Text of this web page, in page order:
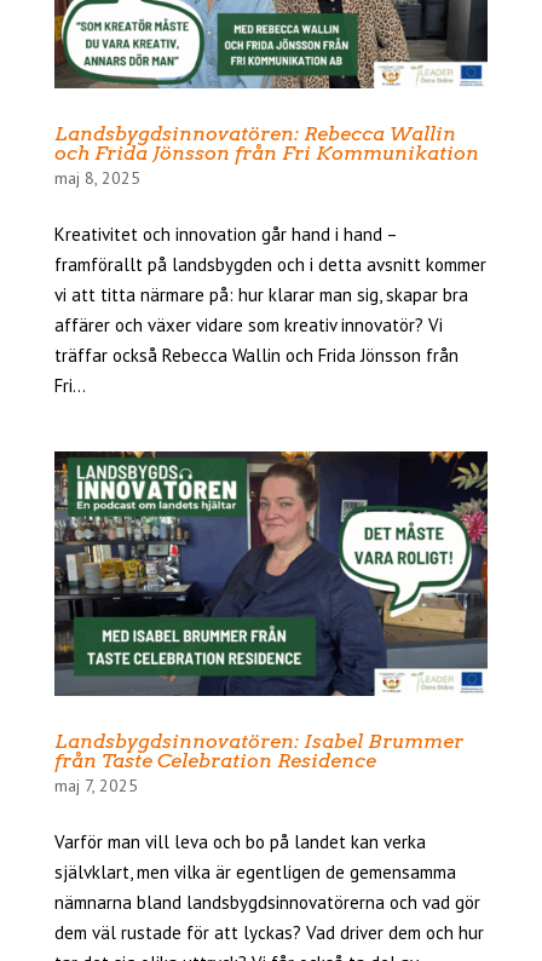
Landsbygdsinnovatören: Rebecca Wallin
och Frida Jönsson från Fri Kommunikation
maj 8, 2025
Kreativitet och innovation går hand i hand –
framförallt på landsbygden och i detta avsnitt kommer
vi att titta närmare på: hur klarar man sig, skapar bra
affärer och växer vidare som kreativ innovatör? Vi
träffar också Rebecca Wallin och Frida Jönsson från
Fri...
Landsbygdsinnovatören: Isabel Brummer
från Taste Celebration Residence
maj 7, 2025
Varför man vill leva och bo på landet kan verka
självklart, men vilka är egentligen de gemensamma
nämnarna bland landsbygdsinnovatörerna och vad gör
dem väl rustade för att lyckas? Vad driver dem och hur